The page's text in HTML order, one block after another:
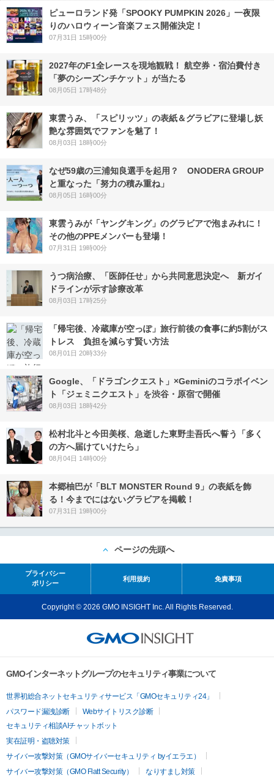
ピューロランド発「SPOOKY PUMPKIN 2026」一夜限
りのハロウィーン音楽フェス開催決定！
07月31日 15時00分
2027年のF1全レースを現地観戦！ 航空券・宿泊費付き
「夢のシーズンチケット」が当たる
08月05日 17時48分
東雲うみ、「スピリッツ」の表紙＆グラビアに登場し妖
艶な雰囲気でファンを魅了！
08月03日 18時00分
なぜ59歳の三浦知良選手を起用？ ONODERA GROUP
と重なった「努力の積み重ね」
08月05日 16時00分
東雲うみが「ヤングキング」のグラビアで泡まみれに！
その他のPPEメンバーも登場！
07月31日 19時00分
うつ病治療、「医師任せ」から共同意思決定へ 新ガイ
ドラインが示す診療改革
08月03日 17時25分
「帰宅後、冷蔵庫が空っぽ」旅行前後の食事に約5割がス
トレス 負担を減らす賢い方法
08月01日 20時33分
Google、「ドラゴンクエスト」×Geminiのコラボイベン
ト「ジェミニクエスト」を渋谷・原宿で開催
08月03日 18時42分
松村北斗と今田美桜、急逝した東野圭吾氏へ誓う「多く
の方へ届けていけたら」
08月04日 14時00分
本郷柚巴が「BLT MONSTER Round 9」の表紙を飾
る！今までにはないグラビアを掲載！
07月31日 19時00分
ページの先頭へ
プライバシー
ポリシー
利用規約 免責事項
Copyright © 2026 GMO INSIGHT Inc. All Rights Reserved.
GMOインターネットグループのセキュリティ事業について
世界初総合ネットセキュリティサービス「GMOセキュリティ24」
パスワード漏洩診断
Webサイトリスク診断
セキュリティ相談AIチャットボット
実在証明・盗聴対策
サイバー攻撃対策（GMOサイバーセキュリティ byイエラエ）
サイバー攻撃対策（GMO Flatt Security）
なりすまし対策